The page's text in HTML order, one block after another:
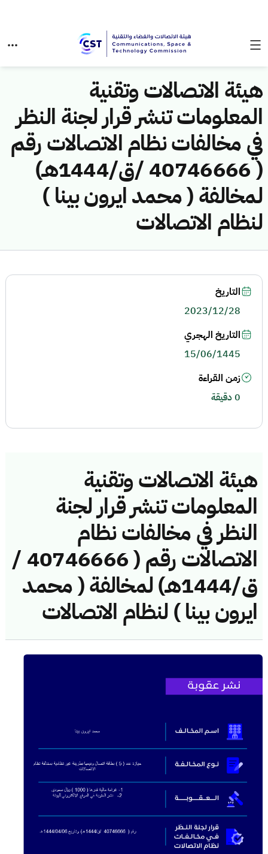
هيئة الاتصالات وتقنية
المعلومات تنشر قرار لجنة النظر
في مخالفات نظام الاتصالات رقم
( 40746666 /ق/1444هـ)
لمخالفة ( محمد ايرون بينا )
لنظام الاتصالات
هيئة الاتصالات وتقنية
المعلومات تنشر قرار لجنة
النظر في مخالفات نظام
الاتصالات رقم ( 40746666 /
ق/1444هـ) لمخالفة ( محمد
ايرون بينا ) لنظام الاتصالات
التاريخ
2023/12/28
التاريخ الهجري
15/06/1445
زمن القراءة
0 دقيقة